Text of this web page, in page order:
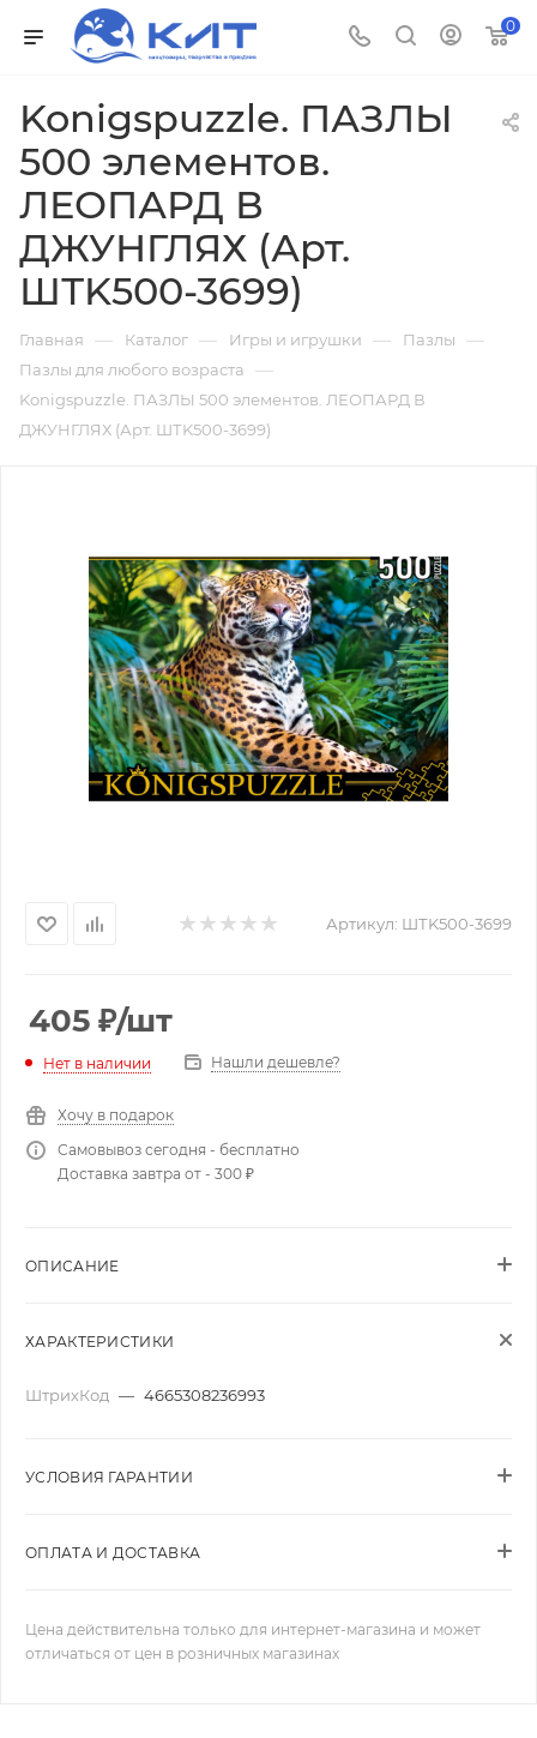
0
Konigspuzzle. ПАЗЛЫ
500 элементов.
ЛЕОПАРД В
ДЖУНГЛЯХ (Арт.
ШТK500-3699)
Главная — Каталог — Игры и игрушки — Пазлы —
Пазлы для любого возраста —
Konigspuzzle. ПАЗЛЫ 500 элементов. ЛЕОПАРД В
ДЖУНГЛЯХ (Арт. ШТK500-3699)
Артикул: ШТK500-3699
405 ₽/шт
Нет в наличии Нашли дешевле?
Хочу в подарок
Самовывоз сегодня - бесплатно
Доставка завтра от - 300 ₽
ОПИСАНИЕ
ХАРАКТЕРИСТИКИ
ШтрихКод — 4665308236993
УСЛОВИЯ ГАРАНТИИ
ОПЛАТА И ДОСТАВКА
Цена действительна только для интернет-магазина и может
отличаться от цен в розничных магазинах